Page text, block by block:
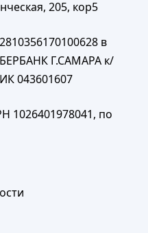
205, кор5
в
Г.САМАРА к/
043601607
1026401978041, по